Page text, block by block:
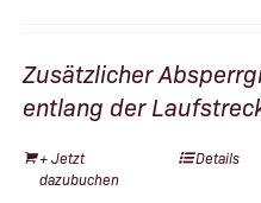
Zusätzlicher
entlang der
+ Jetzt
dazubuchen
Details